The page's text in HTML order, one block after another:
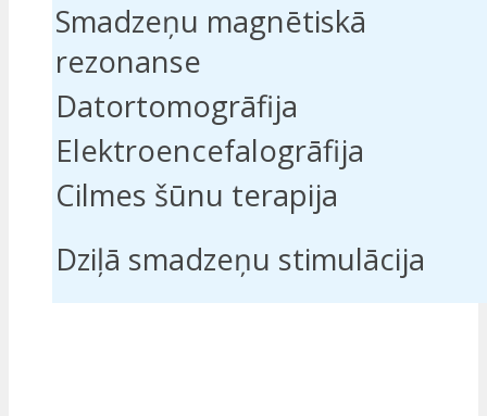
Smadzeņu magnētiskā
rezonanse
Datortomogrāfija
Elektroencefalogrāfija
Cilmes šūnu terapija
Dziļā smadzeņu stimulācija